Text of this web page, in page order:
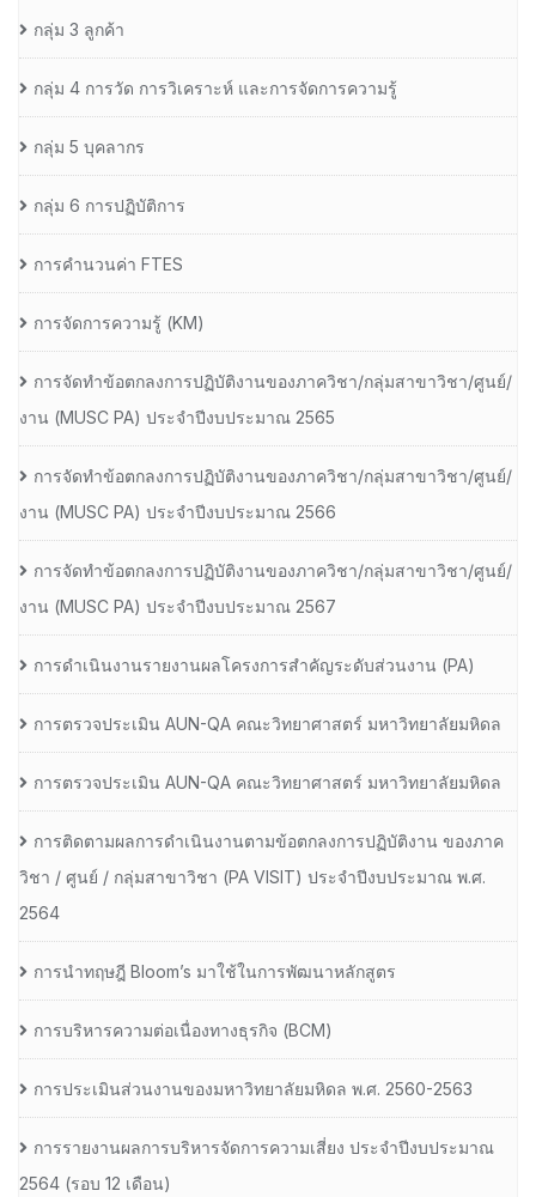
กลุ่ม 3 ลูกค้า
กลุ่ม 4 การวัด การวิเคราะห์ และการจัดการความรู้
กลุ่ม 5 บุคลากร
กลุ่ม 6 การปฏิบัติการ
การคำนวนค่า FTES
การจัดการความรู้ (KM)
การจัดทำข้อตกลงการปฏิบัติงานของภาควิชา/กลุ่มสาขาวิชา/ศูนย์/
งาน (MUSC PA) ประจำปีงบประมาณ 2565
การจัดทำข้อตกลงการปฏิบัติงานของภาควิชา/กลุ่มสาขาวิชา/ศูนย์/
งาน (MUSC PA) ประจำปีงบประมาณ 2566
การจัดทำข้อตกลงการปฏิบัติงานของภาควิชา/กลุ่มสาขาวิชา/ศูนย์/
งาน (MUSC PA) ประจำปีงบประมาณ 2567
การดำเนินงานรายงานผลโครงการสำคัญระดับส่วนงาน (PA)
การตรวจประเมิน AUN-QA คณะวิทยาศาสตร์ มหาวิทยาลัยมหิดล
การตรวจประเมิน AUN-QA คณะวิทยาศาสตร์ มหาวิทยาลัยมหิดล
การติดตามผลการดำเนินงานตามข้อตกลงการปฏิบัติงาน ของภาค
วิชา / ศูนย์ / กลุ่มสาขาวิชา (PA VISIT) ประจำปีงบประมาณ พ.ศ.​
2564
การนำทฤษฎี Bloom’s มาใช้ในการพัฒนาหลักสูตร
การบริหารความต่อเนื่องทางธุรกิจ (BCM)
การประเมินส่วนงานของมหาวิทยาลัยมหิดล พ.ศ. 2560-2563
การรายงานผลการบริหารจัดการความเสี่ยง ประจำปีงบประมาณ
2564 (รอบ 12 เดือน)